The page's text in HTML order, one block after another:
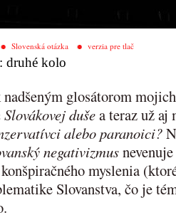
Slovenská otázka verzia pre tlač
druhé kolo
glosátorom
dušea teraz už aj
alebo paranoici?
negativizmus
myslenia
Slovanstva, čo je